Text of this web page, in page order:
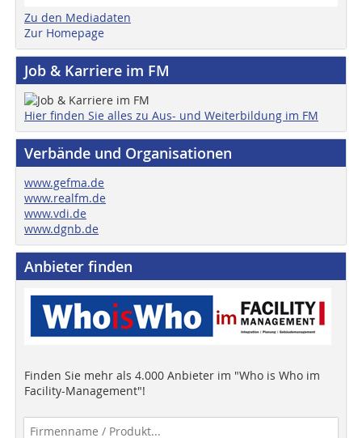
Zu den Mediadaten
Zur Homepage
Job & Karriere im FM
Hier finden Sie alles zu Aus- und Weiterbildung im FM
Verbände und Organisationen
www.gefma.de
www.realfm.de
www.vdi.de
www.dgnb.de
Anbieter finden
Finden Sie mehr als 4.000 Anbieter im "Who is Who im
Facility-Management"!